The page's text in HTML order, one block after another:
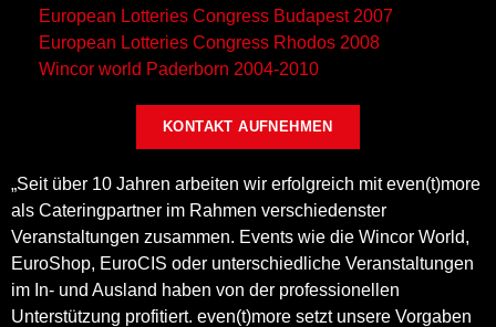
European Lotteries Congress Budapest 2007
European Lotteries Congress Rhodos 2008
Wincor world Paderborn 2004-2010
KONTAKT AUFNEHMEN
„Seit über 10 Jahren arbeiten wir erfolgreich mit even(t)more
als Cateringpartner im Rahmen verschiedenster
Veranstaltungen zusammen. Events wie die Wincor World,
EuroShop, EuroCIS oder unterschiedliche Veranstaltungen
im In- und Ausland haben von der professionellen
Unterstützung profitiert. even(t)more setzt unsere Vorgaben